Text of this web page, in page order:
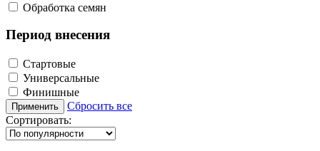
Обработка семян
Период внесения
Стартовые
Универсальные
Финишные
Применить
Сбросить все
Сортировать: